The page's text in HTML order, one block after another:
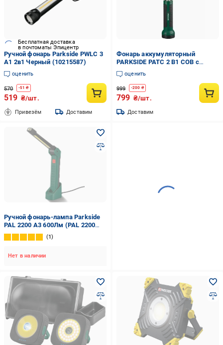
Бесплатная доставка
в почтоматы Эпицентр
Ручной фонарь Parkside PWLC 3
A1 2в1 Черный (10215587)
оценить
570 -51 ₴
519 ₴/шт.
Привезём Доставим
Фонарь аккумуляторный
PARKSIDE PATC 2 B1 COB с
магнитом и крючком (100416)
оценить
999 -200 ₴
799 ₴/шт.
Доставим
Ручной фонарь-лампа Parkside
PAL 2200 A3 600Лм (PAL 2200
A3)
1
Нет в наличии